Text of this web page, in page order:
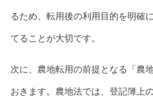
るため、転用後の利用目的を明確
てることが大切です。
次に、農地転用の前提となる「農
おきます。農地法では、登記簿上